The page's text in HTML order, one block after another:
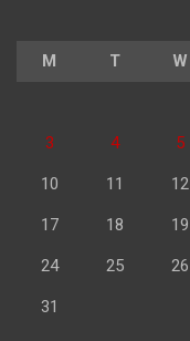
M T W
3 4 5
10 11 12
17 18 19
24 25 26
31